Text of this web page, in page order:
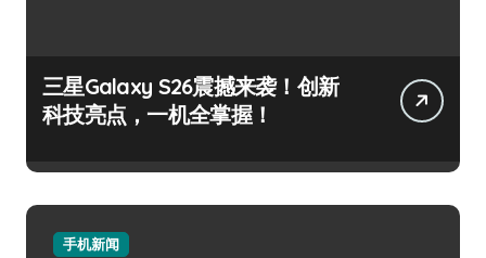
三星Galaxy S26震撼来袭！创新
科技亮点，一机全掌握！
手机新闻